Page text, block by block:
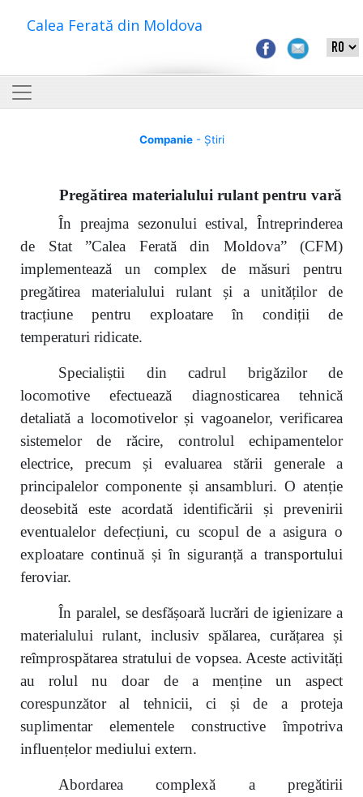
Calea Ferată din Moldova
Companie- Știri
Pregătirea materialului rulant pentru vară
În preajma sezonului estival, Întreprinderea
de Stat ”Calea Ferată din Moldova” (CFM)
implementează un complex de măsuri pentru
pregătirea materialului rulant și a unităților de
tracțiune pentru exploatare în condiții de
temperaturi ridicate.
Specialiștii din cadrul brigăzilor de
locomotive efectuează diagnosticarea tehnică
detaliată a locomotivelor și vagoanelor, verificarea
sistemelor de răcire, controlul echipamentelor
electrice, precum și evaluarea stării generale a
principalelor componente și ansambluri. O atenție
deosebită este acordată identificării și prevenirii
eventualelor defecțiuni, cu scopul de a asigura o
exploatare continuă și în siguranță a transportului
feroviar.
În paralel, se desfășoară lucrări de igienizare a
materialului rulant, inclusiv spălarea, curățarea și
reîmprospătarea stratului de vopsea. Aceste activități
au rolul nu doar de a menține un aspect
corespunzător al tehnicii, ci și de a proteja
suplimentar elementele constructive împotriva
influențelor mediului extern.
Abordareacomplexă a pregătirii